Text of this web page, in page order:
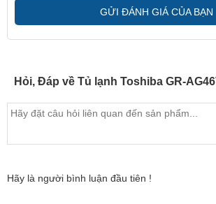
GỬI ĐÁNH GIÁ CỦA BẠN
Hỏi, Đáp về Tủ lạnh Toshiba GR-
Hãy là người bình luận đầu tiên !